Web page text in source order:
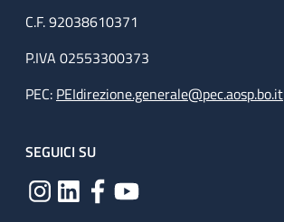
C.F. 92038610371
P.IVA 02553300373
PEC: PEIdirezione.generale@pec.aosp.bo.it
SEGUICI SU